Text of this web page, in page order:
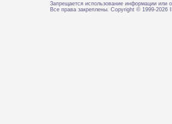
Запрещается использование информации или
Все права закреплены. Copyright © 1999-